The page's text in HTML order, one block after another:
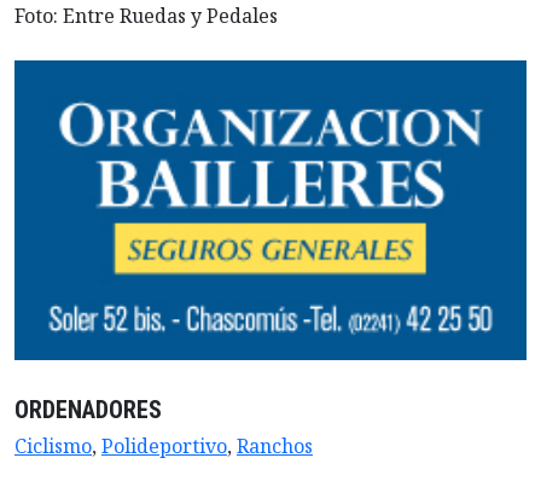
Foto: Entre Ruedas y Pedales
ORDENADORES
Ciclismo,Polideportivo,Ranchos